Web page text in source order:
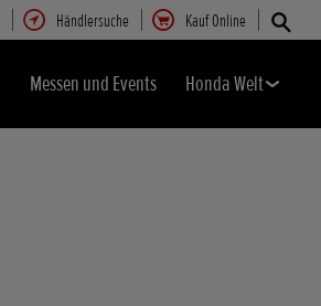
Händlersuche Kauf Online
Messen und Events Honda Welt